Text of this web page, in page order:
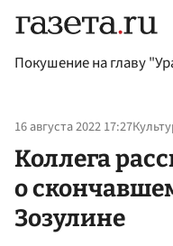
Покушение на главу
16 августа 2022 17:27
Коллега
о
Зозулине